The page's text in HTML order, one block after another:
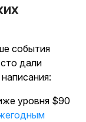
события
дали
уровня $90